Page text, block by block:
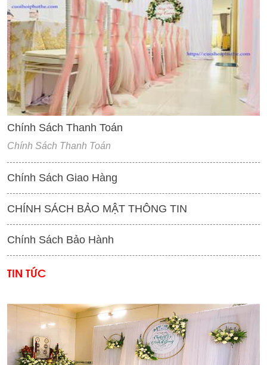
'
Chính Sách Thanh Toán
Chính Sách Thanh Toán
Chính Sách Giao Hàng
CHÍNH SÁCH BẢO MẬT THÔNG TIN
Chính Sách Bảo Hành
TIN TỨC